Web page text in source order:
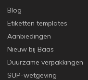
Blog
Etiketten templates
Aanbiedingen
Nieuw bij Baas
Duurzame verpakkingen
SUP-wetgeving